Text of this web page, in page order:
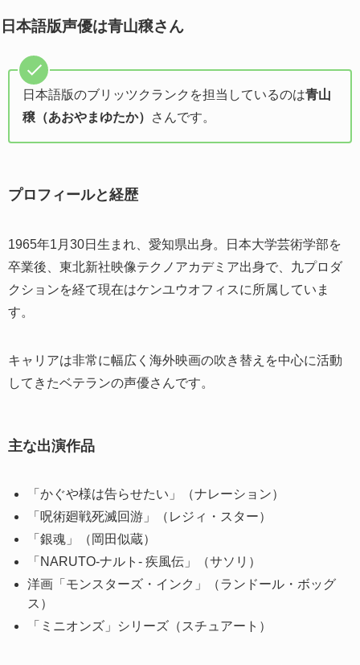
日本語版声優は青山穣さん
日本語版のブリッツクランクを担当しているのは青山
穣（あおやまゆたか）
さんです。
プロフィールと経歴
1965年1月30日生まれ、愛知県出身。日本大学芸術学部を
卒業後、東北新社映像テクノアカデミア出身で、九プロダ
クションを経て現在はケンユウオフィスに所属していま
す。
キャリアは非常に幅広く海外映画の吹き替えを中心に活動
してきたベテランの声優さんです。
主な出演作品
「かぐや様は告らせたい」（ナレーション）
「呪術廻戦死滅回游」（レジィ・スター）
「銀魂」（岡田似蔵）
「NARUTO-ナルト- 疾風伝」（サソリ）
洋画「モンスターズ・インク」（ランドール・ボッグ
ス）
「ミニオンズ」シリーズ（スチュアート）